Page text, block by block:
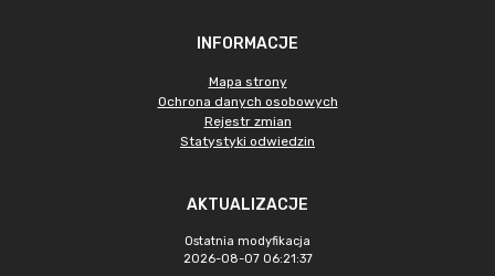
INFORMACJE
Mapa strony
Ochrona danych osobowych
Rejestr zmian
Statystyki odwiedzin
AKTUALIZACJE
Ostatnia modyfikacja
2026-08-07 06:21:37